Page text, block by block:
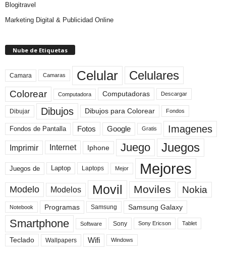
Blogitravel
Marketing Digital & Publicidad Online
Nube de Etiquetas
Camara Camaras Celular Celulares
Colorear Computadora Computadoras Descargar
Dibujar Dibujos Dibujos para Colorear Fondos
Fondos de Pantalla Fotos Google Gratis Imagenes
Imprimir Internet Iphone Juego Juegos
Juegos de Laptop Laptops Mejor Mejores
Modelo Modelos Movil Moviles Nokia
Notebook Programas Samsung Samsung Galaxy
Smartphone Software Sony Sony Ericson Tablet
Teclado Wallpapers Wifi Windows